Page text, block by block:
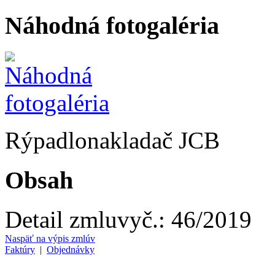
Náhodná fotogaléria
Rýpadlonakladač JCB
Obsah
Detail zmluvyč.: 46/2019
Naspäť na výpis zmlúv
Faktúry | Objednávky